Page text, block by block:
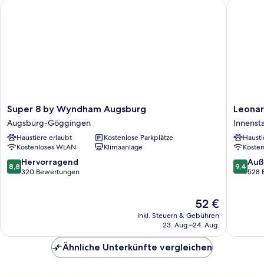
Super
8
by
Wyndham
Augsburg
Augsburg-
Göggingen
Super 8 by Wyndham Augsburg
Augsburg-Göggingen
Haustiere erlaubt
Kostenlose Parkplätze
Kostenloses WLAN
Klimaanlage
8.8
von
8,8 Hervorragend
320 Bewertungen
Der
Preis
beträgt
52 €
inkl. Steuern & Gebühren
23. Aug.–24. Aug.
Super 8 by Wyndham Augsburg
Hotel
9.4
von
9,4
528
Ähnliche Unterkünfte vergleichen